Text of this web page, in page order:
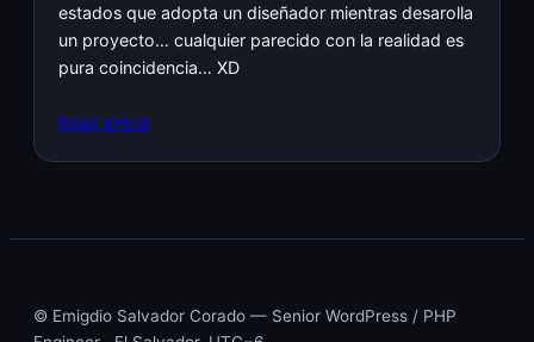
estados que adopta un diseñador mientras desarolla
un proyecto… cualquier parecido con la realidad es
pura coincidencia… XD
Read article
© Emigdio Salvador Corado — Senior WordPress / PHP